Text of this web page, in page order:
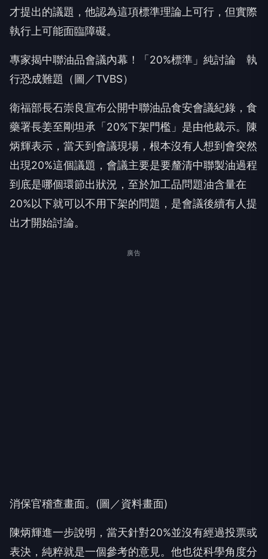
才提出的議題，他認為這項標準理論上可行，但實際
執行上可能面臨障礙。
專家揭中聯油品會議內幕！「20%標準」純討論 執
行恐成難題（圖／TVBS）
衛福部長石崇良宣布公開中聯油品食安會議紀錄，食
藥署長姜至剛坦承「20%下架門檻」是由他裁示。陳
炳輝表示，當天到會議現場，根本沒有人想到會突然
出現20%這個議題，會議主要是要釐清中聯製油過程
到底是哪個環節出狀況，至於加工品問題油含量在
20%以下就可以不用下架的問題，是會議後續有人提
出才開始討論。
廣告
消保官稽查畫面。(圖／資料畫面)
陳炳輝進一步說明，當天針對20%並沒有經過投票或
表決，純粹就是一個參考的意見。他也從科學角度分